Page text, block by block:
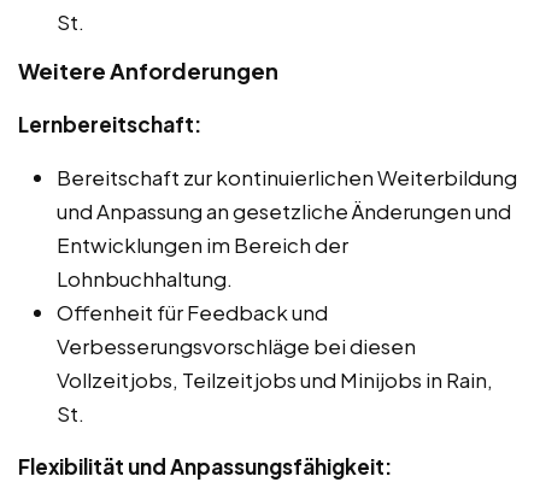
St.
Weitere Anforderungen
Lernbereitschaft:
Bereitschaft zur kontinuierlichen Weiterbildung
und Anpassung an gesetzliche Änderungen und
Entwicklungen im Bereich der
Lohnbuchhaltung.
Offenheit für Feedback und
Verbesserungsvorschläge bei diesen
Vollzeitjobs, Teilzeitjobs und Minijobs in Rain,
St.
Flexibilität und Anpassungsfähigkeit: